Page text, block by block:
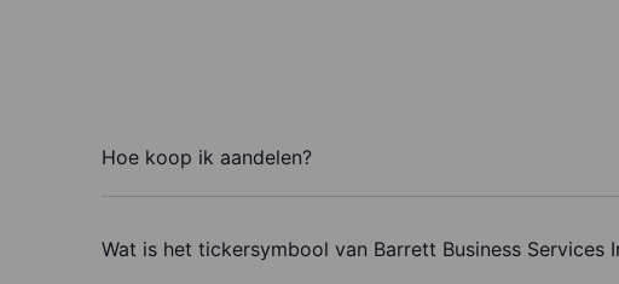
Hoe koop ik aandelen?
Wat is het tickersymbool van Barrett Business Services